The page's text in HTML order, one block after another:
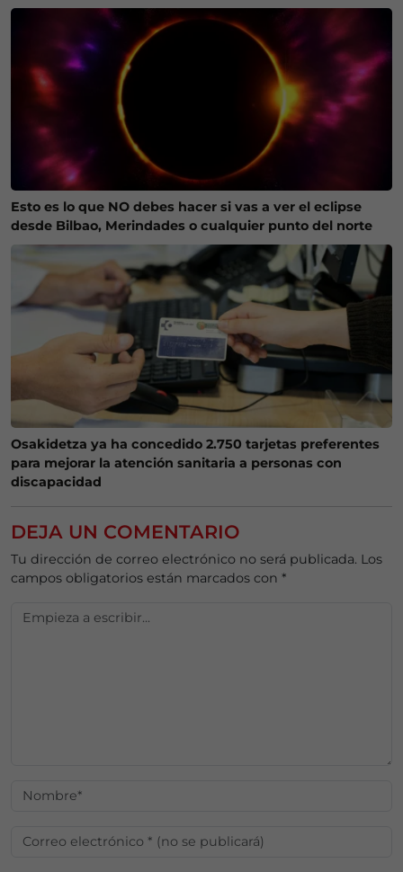
Esto es lo que NO debes hacer si vas a ver el eclipse
desde Bilbao, Merindades o cualquier punto del norte
Osakidetza ya ha concedido 2.750 tarjetas preferentes
para mejorar la atención sanitaria a personas con
discapacidad
DEJA UN COMENTARIO
Tu dirección de correo electrónico no será publicada. Los
campos obligatorios están marcados con *